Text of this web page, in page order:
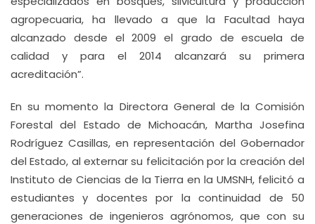
agropecuaria, ha llevado a que la Facultad haya
alcanzado desde el 2009 el grado de escuela de
calidad y para el 2014 alcanzará su primera
acreditación”.
En su momento la Directora General de la Comisión
Forestal del Estado de Michoacán, Martha Josefina
Rodríguez Casillas, en representación del Gobernador
del Estado, al externar su felicitación por la creación del
Instituto de Ciencias de la Tierra en la UMSNH, felicitó a
estudiantes y docentes por la continuidad de 50
generaciones de ingenieros agrónomos, que con su